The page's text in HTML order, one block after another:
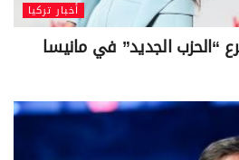
أخبار تركيا
“الحزب الجديد” في مانيسا